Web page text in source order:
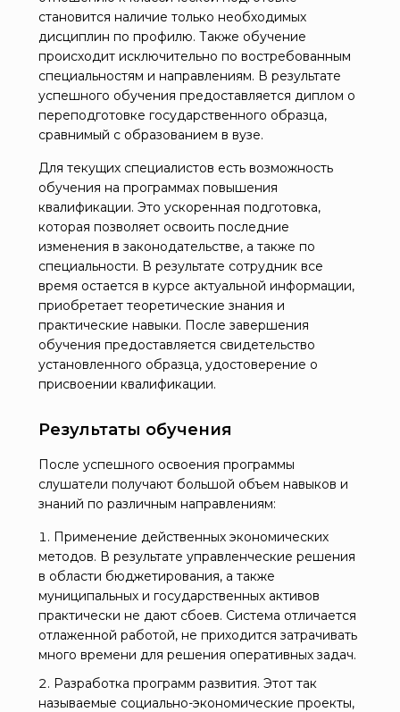
становится наличие только необходимых
дисциплин по профилю. Также обучение
происходит исключительно по востребованным
специальностям и направлениям. В результате
успешного обучения предоставляется диплом о
переподготовке государственного образца,
сравнимый с образованием в вузе.
Для текущих специалистов есть возможность
обучения на программах повышения
квалификации. Это ускоренная подготовка,
которая позволяет освоить последние
изменения в законодательстве, а также по
специальности. В результате сотрудник все
время остается в курсе актуальной информации,
приобретает теоретические знания и
практические навыки. После завершения
обучения предоставляется свидетельство
установленного образца, удостоверение о
присвоении квалификации.
Результаты обучения
После успешного освоения программы
слушатели получают большой объем навыков и
знаний по различным направлениям:
Применение действенных экономических
методов. В результате управленческие решения
в области бюджетирования, а также
муниципальных и государственных активов
практически не дают сбоев. Система отличается
отлаженной работой, не приходится затрачивать
много времени для решения оперативных задач.
Разработка программ развития. Этот так
называемые социально-экономические проекты,